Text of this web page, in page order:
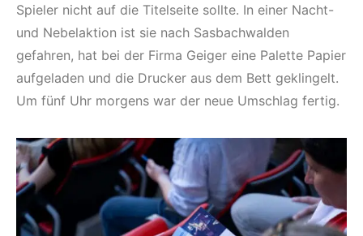
Spieler nicht auf die Titelseite sollte. In einer Nacht-
und Nebelaktion ist sie nach Sasbachwalden
gefahren, hat bei der Firma Geiger eine Palette Papier
aufgeladen und die Drucker aus dem Bett geklingelt.
Um fünf Uhr morgens war der neue Umschlag fertig.